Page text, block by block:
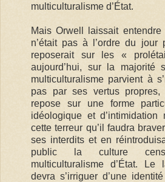
multiculturalisme d’État.
Mais Orwell laissait
n’était pas à l’ordre du
reposerait sur les «
aujourd’hui, sur la majorité
multiculturalisme parvient à
pas par ses vertus propres,
repose sur une forme
idéologique et d’intimidation
cette terreur qu’il faudra
ses interdits et en
public la culture
multiculturalisme d’État. Le
devra s’irriguer d’une